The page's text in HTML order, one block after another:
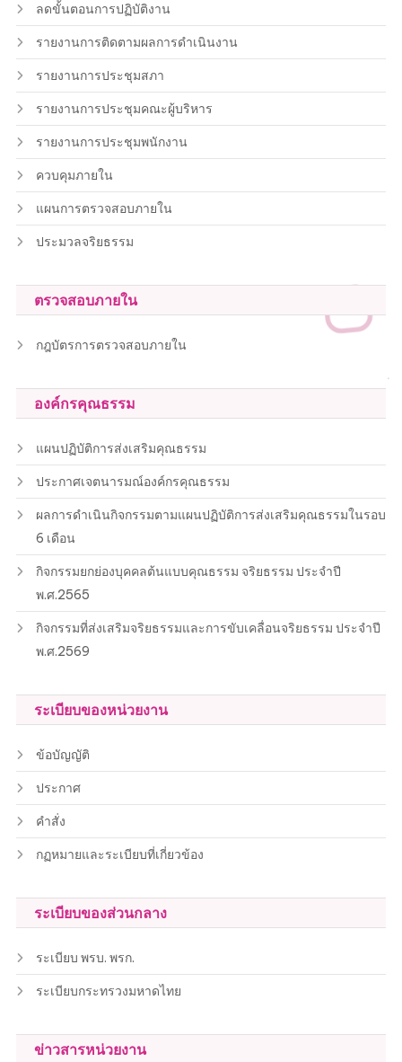
ลดขั้นตอนการปฏิบัติงาน
รายงานการติดตามผลการดำเนินงาน
รายงานการประชุมสภา
รายงานการประชุมคณะผู้บริหาร
รายงานการประชุมพนักงาน
ควบคุมภายใน
แผนการตรวจสอบภายใน
ประมวลจริยธรรม
ตรวจสอบภายใน
กฎบัตรการตรวจสอบภายใน
องค์กรคุณธรรม
แผนปฏิบัติการส่งเสริมคุณธรรม
ประกาศเจตนารมณ์องค์กรคุณธรรม
ผลการดำเนินกิจกรรมตามแผนปฏิบัติการส่งเสริมคุณธรรมในรอบ
6 เดือน
กิจกรรมยกย่องบุคคลต้นแบบคุณธรรม จริยธรรม ประจำปี
พ.ศ.2565
กิจกรรมที่ส่งเสริมจริยธรรมและการขับเคลื่อนจริยธรรม ประจำปี
พ.ศ.2569
ระเบียบของหน่วยงาน
ข้อบัญญัติ
ประกาศ
คำสั่ง
กฏหมายและระเบียบที่เกี่ยวข้อง
ระเบียบของส่วนกลาง
ระเบียบ พรบ. พรก.
ระเบียบกระทรวงมหาดไทย
ข่าวสารหน่วยงาน